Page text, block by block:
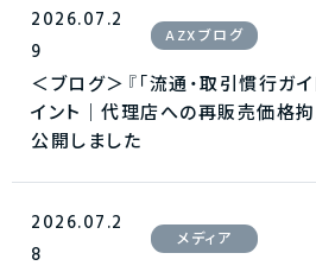
2026.07.2
9
AZXブログ
＜ブログ＞『「流通・取引慣行ガ
イント｜代理店への再販売価格拘
公開しました
2026.07.2
8
メディア